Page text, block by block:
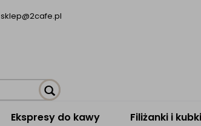
sklep@2cafe.pl
Ekspresy do kawy Filiżanki i kubki